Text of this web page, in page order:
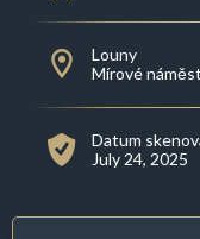
Louny
Mírové
Datum
July 24, 2025